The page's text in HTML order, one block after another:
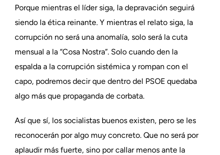
Porque mientras el líder siga, la depravación seguirá
siendo la ética reinante. Y mientras el relato siga, la
corrupción no será una anomalía, solo será la cuta
mensual a la “Cosa Nostra”. Solo cuando den la
espalda a la corrupción sistémica y rompan con el
capo, podremos decir que dentro del PSOE quedaba
algo más que propaganda de corbata.
Así que sí, los socialistas buenos existen, pero se les
reconocerán por algo muy concreto. Que no será por
aplaudir más fuerte, sino por callar menos ante la